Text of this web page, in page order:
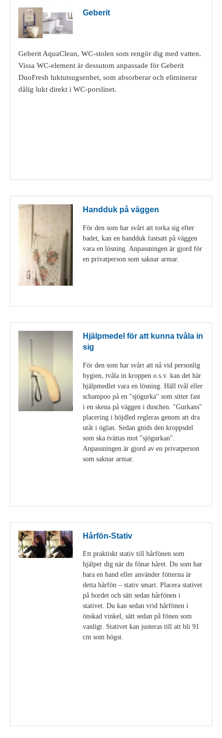
Geberit
Geberit AquaClean, WC-stolen som rengör dig med vatten.
Vissa WC-element är dessutom anpassade för Geberit
DuoFresh luktutsugsenhet, som absorberar och eliminerar
dålig lukt direkt i WC-porslinet.
Handduk på väggen
För den som har svårt att torka sig efter
badet, kan en handduk fastsatt på väggen
vara en lösning. Anpassningen är gjord för
en privatperson som saknar armar.
Hjälpmedel för att kunna tvåla in
sig
För den som har svårt att nå vid personlig
hygien, tvåla in kroppen o.s.v. kan det här
hjälpmedlet vara en lösning. Häll tvål eller
schampoo på en "sjögurka" som sitter fast
i en skena på väggen i duschen. "Gurkans"
placering i höjdled regleras genom att dra
utåt i öglan. Sedan gnids den kroppsdel
som ska tvättas mot "sjögurkan".
Anpassningen är gjord av en privatperson
som saknar armar.
Hårfön-Stativ
Ett praktiskt stativ till hårfönen som
hjälper dig när du fönar håret. Du som har
bara en hand eller använder fötterna är
detta hårfön – stativ smart. Placera stativet
på bordet och sätt sedan hårfönen i
stativet. Du kan sedan vrid hårfönen i
önskad vinkel, sätt sedan på fönen som
vanligt. Stativet kan justeras till att bli 91
cm som högst.